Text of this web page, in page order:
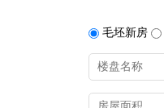
毛坯新房